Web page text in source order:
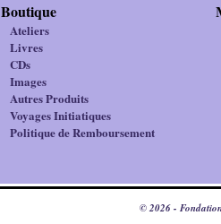
Boutique
Ateliers
Livres
CDs
Images
Autres Produits
Voyages Initiatiques
Politique de Remboursement
© 2026 -